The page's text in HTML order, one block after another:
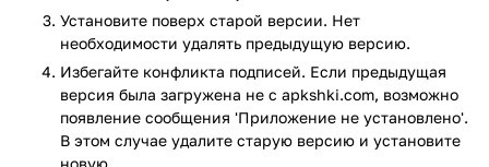
планшетах;
Обратите внимание! Скачать и использовать программу
Ужасы и Мистика. Читай книги для Android можно
бесплатно, но при скачивании книг, придется смотреть
рекламные ролики.
Установите поверх старой версии. Нет
необходимости удалять предыдущую версию.
Избегайте конфликта подписей. Если предыдущая
версия была загружена не с apkshki.com, возможно
появление сообщения 'Приложение не установлено'.
В этом случае удалите старую версию и установите
новую.